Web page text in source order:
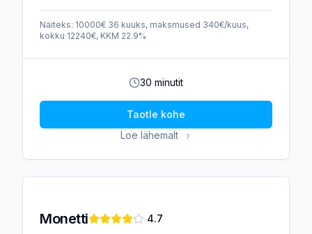
Näiteks: 10000€ 36 kuuks, maksmused 340€/kuus,
kokku 12240€, KKM 22.9%
30 minutit
Taotle kohe
Loe lähemalt
Monetti
4.7